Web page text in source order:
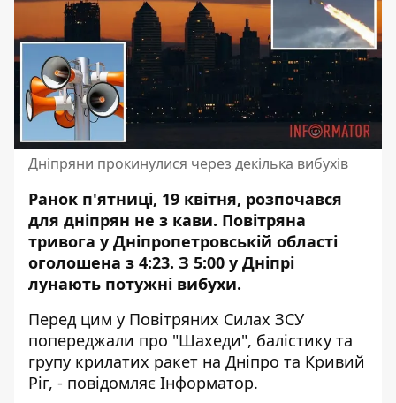
Дніпряни прокинулися через декілька вибухів
Ранок п'ятниці, 19 квітня, розпочався
для дніпрян не з кави. Повітряна
тривога у Дніпропетровській області
оголошена з 4:23. З 5:00 у Дніпрі
лунають потужні вибухи.
Перед цим у Повітряних Силах ЗСУ
попереджали про "Шахеди", балістику та
групу крилатих ракет на Дніпро та Кривий
Ріг, - повідомляє Інформатор.